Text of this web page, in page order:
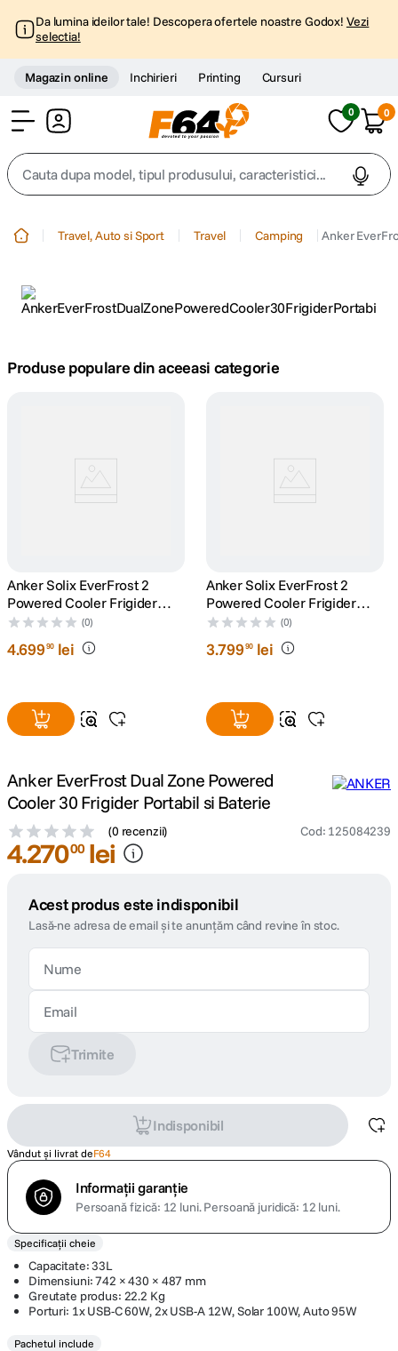
Da lumina ideilor tale! Descopera ofertele noastre Godox! Vezi
selectia!
Magazin online Inchirieri Printing Cursuri
0 0
Cauta dupa model, tipul produsului, caracteristici...
2. trepied
lavaliera
9. dji osmo
10. insta 360
Travel, Auto si Sport Travel Camping Anker
Produse populare din aceeasi categorie
Anker Solix EverFrost 2
Powered Cooler Frigider
Portabil cu Baterie Inclusa
(0)
4.69990 lei
Anker Solix EverFrost 2
Powered Cooler Frigider
Portabil cu Baterie Inclusa
(0)
3.79990 lei
Anker EverFrost Dual Zone Powered
Cooler 30 Frigider Portabil si Baterie
(0 recenzii) Cod: 125084239
4.27000 lei
Acest produs este indisponibil
Lasă-ne adresa de email și te anunțăm când revine în stoc.
Trimite
Indisponibil
Vândut și livrat deF64
Informații garanție
Persoană fizică: 12 luni.Persoană juridică: 12 luni.
Specificații cheie
Capacitate: 33L
Dimensiuni: 742 × 430 × 487 mm
Greutate produs: 22.2 Kg
Porturi: 1x USB-C 60W, 2x USB-A 12W, Solar 100W, Auto 95W
Pachetul include